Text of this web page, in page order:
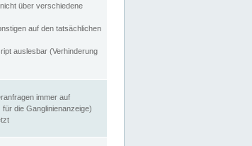
über verschiedene
auf den tatsächlichen
auslesbar (Verhinderung
immer auf
die Ganglinienanzeige)